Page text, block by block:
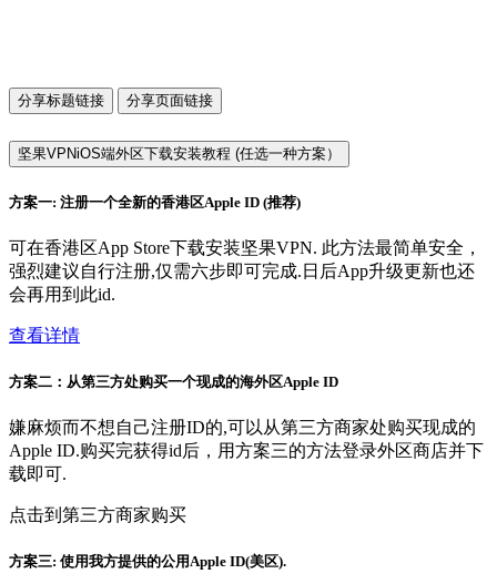
分享标题链接 分享页面链接
坚果VPNiOS端外区下载安装教程 (任选一种方案）
方案一: 注册一个全新的香港区Apple ID (推荐)
可在香港区App Store下载安装坚果VPN. 此方法最简单安全，
强烈建议自行注册,仅需六步即可完成.日后App升级更新也还
会再用到此id.
查看详情
方案二：从第三方处购买一个现成的海外区Apple ID
嫌麻烦而不想自己注册ID的,可以从第三方商家处购买现成的
Apple ID.购买完获得id后，用方案三的方法登录外区商店并下
载即可.
点击到第三方商家购买
方案三: 使用我方提供的公用Apple ID(美区).